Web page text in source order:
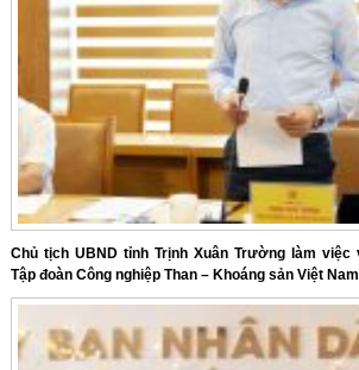
Chủ tịch UBND tỉnh Trịnh Xuân Trường làm việc
Tập đoàn Công nghiệp Than – Khoáng sản Việt Nam